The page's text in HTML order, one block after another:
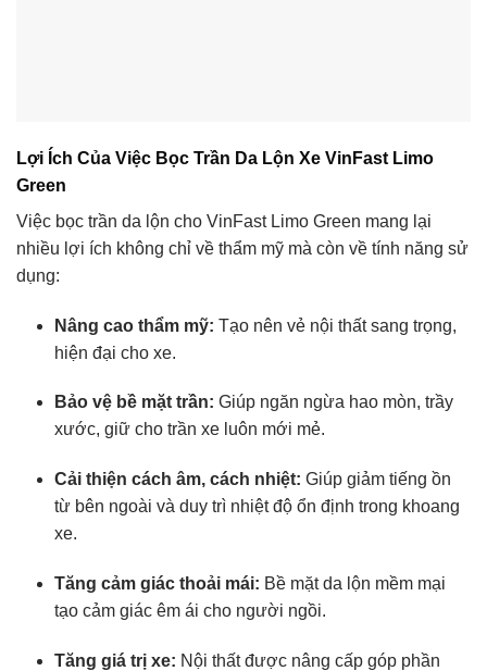
Lợi Ích Của Việc Bọc Trần Da Lộn Xe VinFast Limo
Green
Việc bọc trần da lộn cho VinFast Limo Green mang lại
nhiều lợi ích không chỉ về thẩm mỹ mà còn về tính năng sử
dụng:
Nâng cao thẩm mỹ: Tạo nên vẻ nội thất sang trọng,
hiện đại cho xe.
Bảo vệ bề mặt trần: Giúp ngăn ngừa hao mòn, trầy
xước, giữ cho trần xe luôn mới mẻ.
Cải thiện cách âm, cách nhiệt: Giúp giảm tiếng ồn
từ bên ngoài và duy trì nhiệt độ ổn định trong khoang
xe.
Tăng cảm giác thoải mái: Bề mặt da lộn mềm mại
tạo cảm giác êm ái cho người ngồi.
Tăng giá trị xe: Nội thất được nâng cấp góp phần